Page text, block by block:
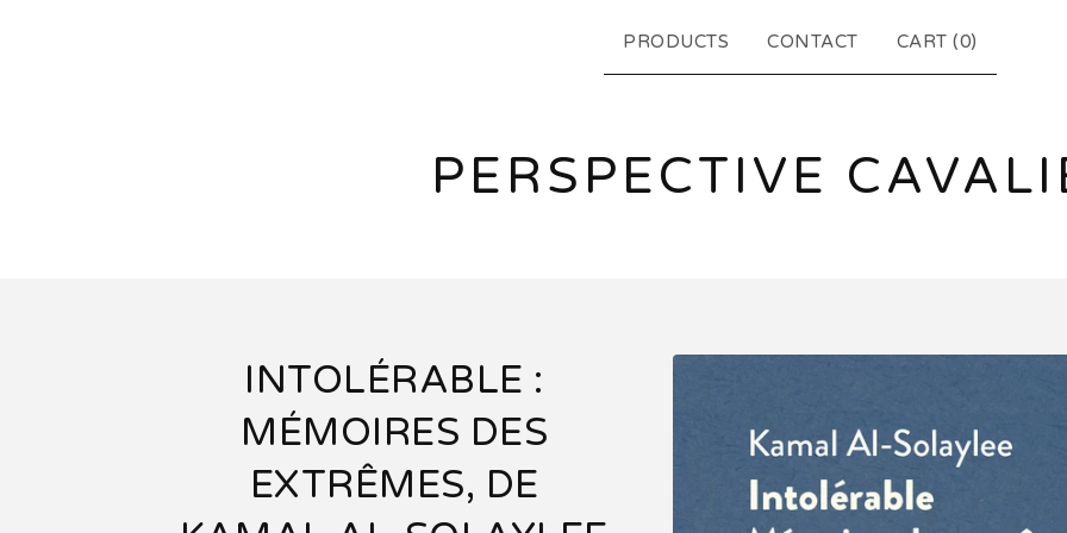
PRODUCTS CONTACT CART (0)
PERSPECTIVE
INTOLÉRABLE :
MÉMOIRES DES
EXTRÊMES, DE